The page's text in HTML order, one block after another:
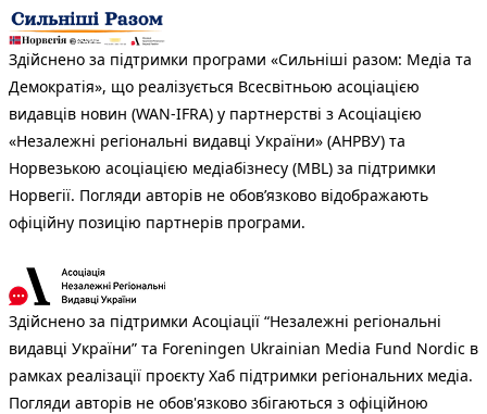
Здійснено за підтримки програми «Сильніші разом: Медіа та
Демократія», що реалізується Всесвітньою асоціацією
видавців новин (WAN-IFRA) у партнерстві з Асоціацією
«Незалежні регіональні видавці України» (АНРВУ) та
Норвезькою асоціацією медіабізнесу (MBL) за підтримки
Норвегії. Погляди авторів не обов’язково відображають
офіційну позицію партнерів програми.
Здійснено за підтримки Асоціації “Незалежні регіональні
видавці України” та Foreningen Ukrainian Media Fund Nordic в
рамках реалізації проєкту Хаб підтримки регіональних медіа.
Погляди авторів не обов'язково збігаються з офіційною